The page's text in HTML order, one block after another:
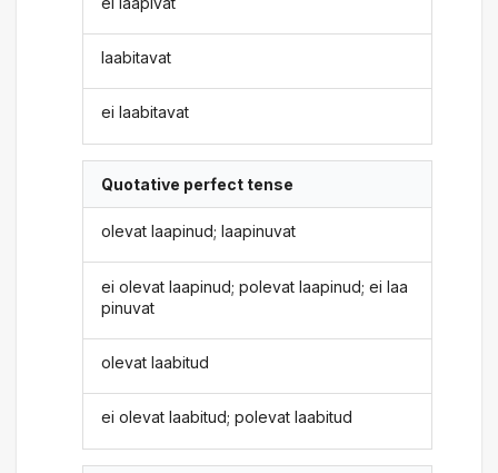
laabitavat
ei laabitavat
Quotative perfect tense
olevat laapinud; laapinuvat
ei olevat laapinud; polevat laapinud; ei laa
pinuvat
olevat laabitud
ei olevat laabitud; polevat laabitud